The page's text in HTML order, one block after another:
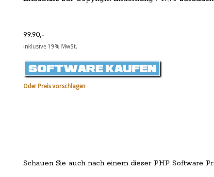
99.90,-
inklusive 19% MwSt.
Oder Preis vorschlagen
Schauen Sie auch nach einem dieser PHP Software